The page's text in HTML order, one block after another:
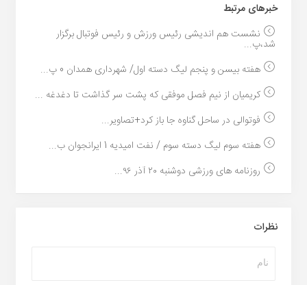
خبر‌های مرتبط
نشست هم اندیشی رئیس ورزش و رئیس فوتبال برگزار
شد،پ...
هفته بیسن و پنجم لیگ دسته اول/ شهرداری همدان 0 پ...
کریمیان از نیم فصل موفقی که پشت سر گذاشت تا دغدغه ...
فوتوالی در ساحل گناوه جا باز کرد+تصاویر...
هفته سوم لیگ دسته سوم / نفت امیدیه 1 ایرانجوان ب...
روزنامه های ورزشی دوشنبه ۲۰ آذر ۹۶...
نظرات